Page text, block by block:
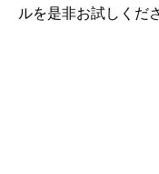
ルを是非お試しくだ